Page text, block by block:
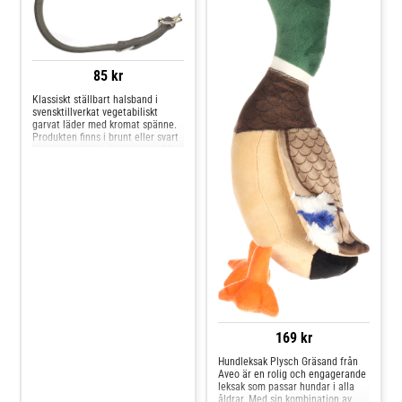
Skobredd: 9,5 cm, Skafthöjd: 14
cm. Bakben: Skobredd: 9,5
cm, Skafthöjd: 20 cm. Passar:
Schäfer och Golden Retriver. 14
Framben: Skobredd 11 cm,
Skafthöjd: 14 cm. Bakben:
Skobredd: 11 cm, Skafthöjd: 20
cm. Passar: Newfoundland,
Berner Sennenhund och mindre
Grand Danois. OBS! varan utgår,
först till kvarn gäller. Om skon
tagit slut förbehåller vi oss rätten
att ta bort det och skicka ev
övriga produkter på din
beställning. Givetvis meddelar vi
detta isåfall Hög komfort.
Vattenavstötade.
85 kr
Klassiskt ställbart halsband i
svensktillverkat vegetabiliskt
garvat läder med kromat spänne.
Produkten finns i brunt eller svart
169 kr
Hundleksak Plysch Gräsand från
Aveo är en rolig och engagerande
leksak som passar hundar i alla